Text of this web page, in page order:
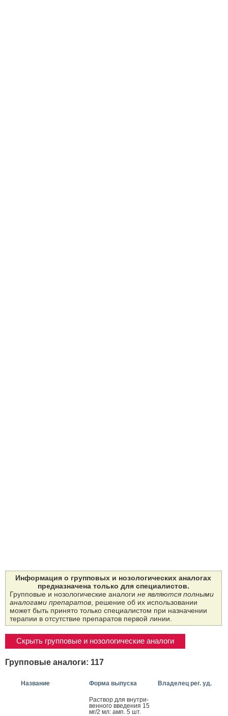
Информация о групповых и нозологических аналогах
предназначена только для специалистов.
Групповые и нозологические аналоги не являются полными
аналогами препаратов, решение об их использовании
может быть принято только специалистом при назначении
терапии в отсутствие препаратов первой линии.
Скрыть групповые и нозологические аналоги
Групповые аналоги: 117
Название Форма выпуска Владелец рег. уд.
Рас­твор для внут­ри­
вен­но­го вве­дения 15
мг/2 мл: амп. 5 шт.